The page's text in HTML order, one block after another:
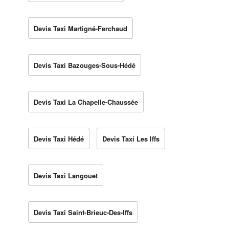
Devis Taxi Martigné-Ferchaud
Devis Taxi Bazouges-Sous-Hédé
Devis Taxi La Chapelle-Chaussée
Devis Taxi Hédé Devis Taxi Les Iffs
Devis Taxi Langouet
Devis Taxi Saint-Brieuc-Des-Iffs